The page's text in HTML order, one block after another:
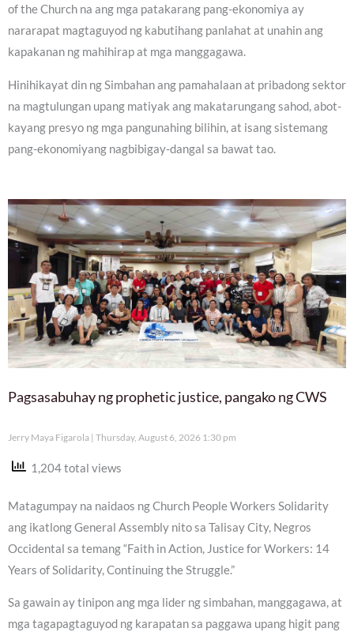
of the Church na ang mga patakarang pang-ekonomiya ay
nararapat magtaguyod ng kabutihang panlahat at unahin ang
kapakanan ng mahihirap at mga manggagawa.
Hinihikayat din ng Simbahan ang pamahalaan at pribadong sektor
na magtulungan upang matiyak ang makatarungang sahod, abot-
kayang presyo ng mga pangunahing bilihin, at isang sistemang
pang-ekonomiyang nagbibigay-dangal sa bawat tao.
Pagsasabuhay ng prophetic justice, pangako ng CWS
Jerry Maya Figarola Thursday, August 6, 2026 1:30 pm
1,204 total views
Matagumpay na naidaos ng Church People Workers Solidarity
ang ikatlong General Assembly nito sa Talisay City, Negros
Occidental sa temang “Faith in Action, Justice for Workers: 14
Years of Solidarity, Continuing the Struggle.”
Sa gawain ay tinipon ang mga lider ng simbahan, manggagawa, at
mga tagapagtaguyod ng karapatan sa paggawa upang higit pang